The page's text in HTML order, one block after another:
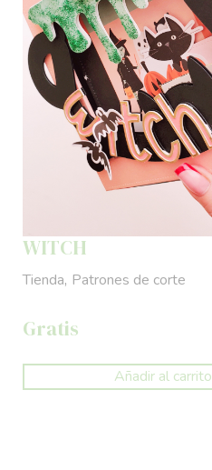
WITCH
Tienda, Patrones de corte
Gratis
Añadir al carrito